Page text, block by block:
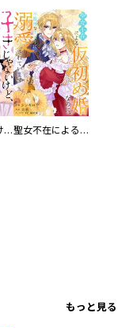
好きじゃないけど、抱いてください【電子単行本版／特典おまけ付き】 聖女不在による仮初め婚なのに、不器用な王太子に溺愛されています【電子単行本版／特典おまけ付き】
もっと見る